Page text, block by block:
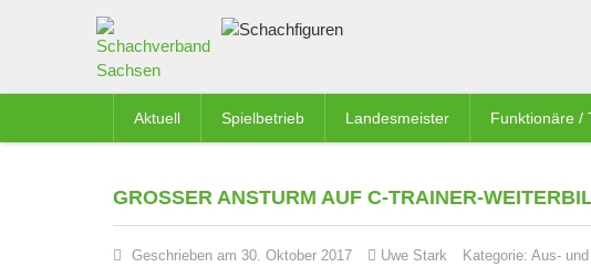
Aktuell Spielbetrieb Landesmeister Funktionäre /
GROSSER ANSTURM AUF C-TRAINER-
Geschrieben am 30. Oktober 2017 Uwe Stark Kategorie: Aus-